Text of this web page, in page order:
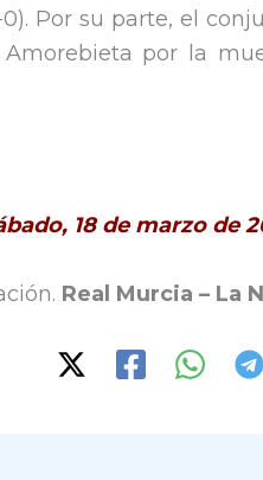
Por su parte, el
por la
18 de marzo de
Real Murcia – La